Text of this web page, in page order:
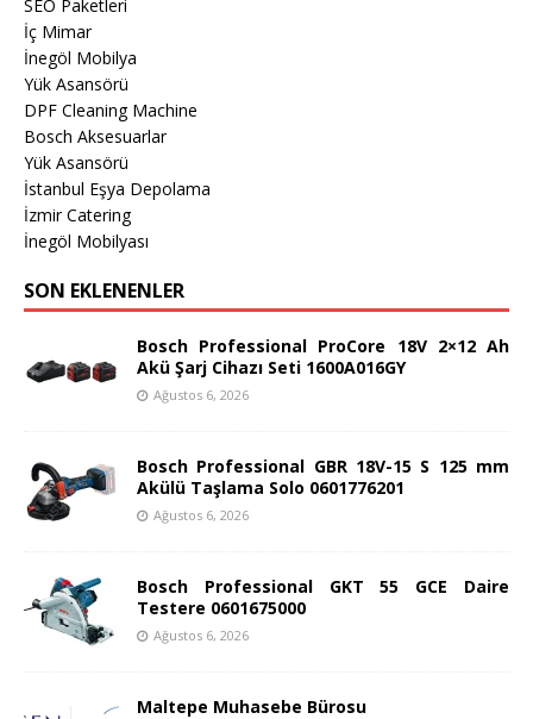
SEO Paketleri
İç Mimar
İnegöl Mobilya
Yük Asansörü
DPF Cleaning Machine
Bosch Aksesuarlar
Yük Asansörü
İstanbul Eşya Depolama
İzmir Catering
İnegöl Mobilyası
SON EKLENENLER
Bosch Professional ProCore 18V 2×12 Ah
Akü Şarj Cihazı Seti 1600A016GY
Ağustos 6, 2026
Bosch Professional GBR 18V-15 S 125 mm
Akülü Taşlama Solo 0601776201
Ağustos 6, 2026
Bosch Professional GKT 55 GCE Daire
Testere 0601675000
Ağustos 6, 2026
Maltepe Muhasebe Bürosu